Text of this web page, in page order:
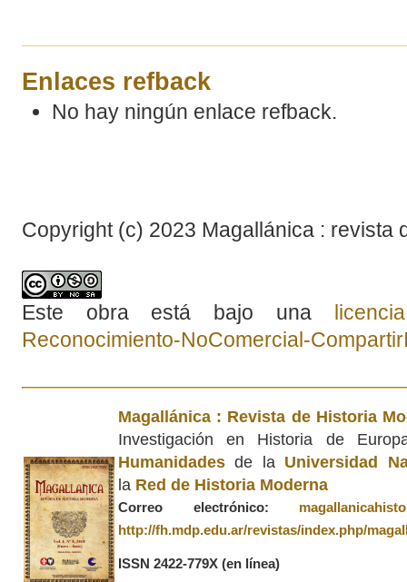
Enlaces refback
No hay ningún enlace refback.
Copyright (c) 2023 Magallánica : revista
Este obra está bajo una
Reconocimiento-NoComercial-
Magallánica : Revista de Historia
Investigación en Historia de
Humanidadesde la Universidad
la Red de Historia Moderna
Correo electrónico:
http://fh.mdp.edu.ar/revistas/index.php/
ISSN 2422-779X (en línea)